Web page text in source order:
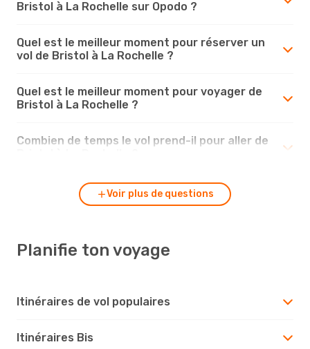
Bristol à La Rochelle sur Opodo ?
Quel est le meilleur moment pour réserver un
vol de Bristol à La Rochelle ?
Quel est le meilleur moment pour voyager de
Bristol à La Rochelle ?
Combien de temps le vol prend-il pour aller de
Voir plus de questions
Planifie ton voyage
Itinéraires de vol populaires
Itinéraires Bis